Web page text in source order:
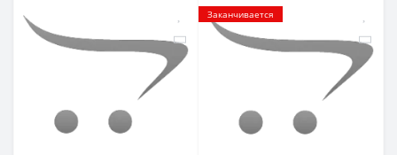
Заканчивается